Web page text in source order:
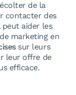
de la
contacter des
peut aider les
marketing en
sur leurs
leur offre de
efficace.